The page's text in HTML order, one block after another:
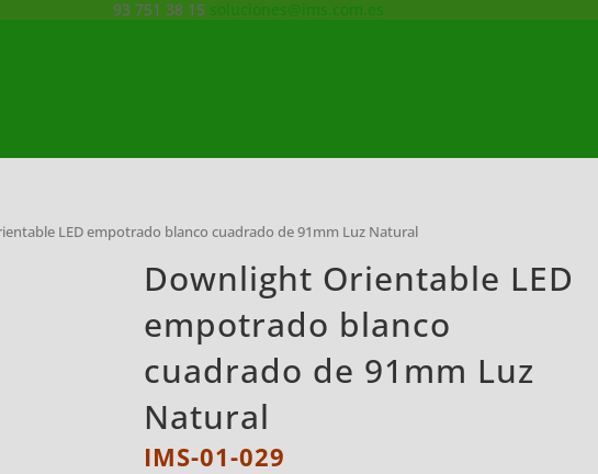
93 751 38 15 soluciones@ims.com.es
LED empotrado blanco cuadrado de 91mm Luz Natural
Downlight Orientable LED
empotrado blanco
cuadrado de 91mm Luz
Natural
IMS-01-029